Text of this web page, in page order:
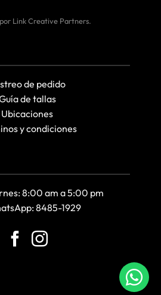
Link Creative Partners.
de pedido
de tallas
Ubicaciones
y condiciones
8:00 am a 5:00 pm
8485-1929